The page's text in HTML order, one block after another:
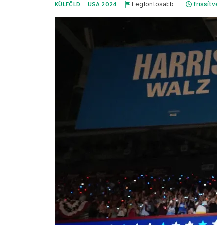
KÜLFÖLD USA 2024 Legfontosabb